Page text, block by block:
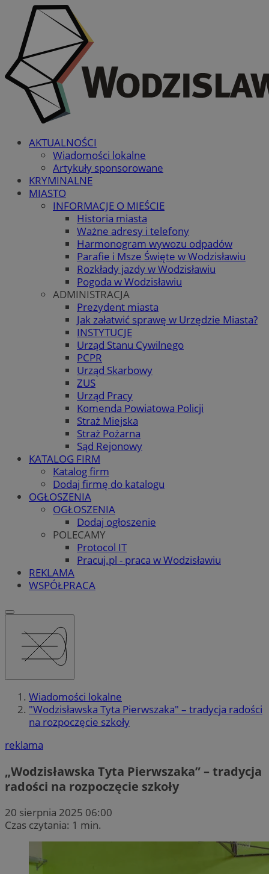
AKTUALNOŚCI
Wiadomości lokalne
Artykuły sponsorowane
KRYMINALNE
MIASTO
INFORMACJE O MIEŚCIE
Historia miasta
Ważne adresy i telefony
Harmonogram wywozu odpadów
Parafie i Msze Święte w Wodzisławiu
Rozkłady jazdy w Wodzisławiu
Pogoda w Wodzisławiu
ADMINISTRACJA
Prezydent miasta
Jak załatwić sprawę w Urzędzie Miasta?
INSTYTUCJE
Urząd Stanu Cywilnego
PCPR
Urząd Skarbowy
ZUS
Urząd Pracy
Komenda Powiatowa Policji
Straż Miejska
Straż Pożarna
Sąd Rejonowy
KATALOG FIRM
Katalog firm
Dodaj firmę do katalogu
OGŁOSZENIA
OGŁOSZENIA
Dodaj ogłoszenie
POLECAMY
Protocol IT
Pracuj.pl - praca w Wodzisławiu
REKLAMA
WSPÓŁPRACA
Wiadomości lokalne
"Wodzisławska Tyta Pierwszaka" – tradycja radości
na rozpoczęcie szkoły
reklama
„Wodzisławska Tyta Pierwszaka” – tradycja
radości na rozpoczęcie szkoły
20 sierpnia 2025 06:00
Czas czytania: 1 min.